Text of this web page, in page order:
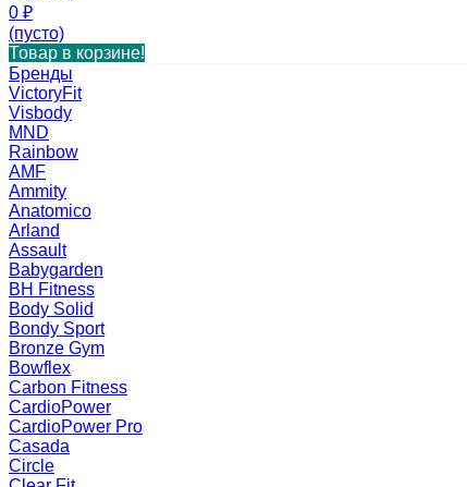
0 ₽
(пусто)
Товар в корзине!
Бренды
VictoryFit
Visbody
MND
Rainbow
AMF
Ammity
Anatomico
Arland
Assault
Babygarden
BH Fitness
Body Solid
Bondy Sport
Bronze Gym
Bowflex
Carbon Fitness
CardioPower
CardioPower Pro
Casada
Circle